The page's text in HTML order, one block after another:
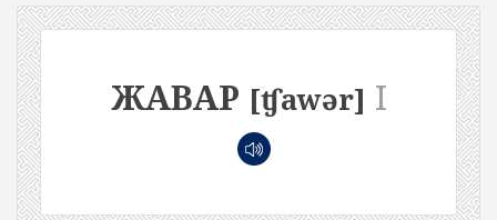
ЖАВАР [ʧawər] I